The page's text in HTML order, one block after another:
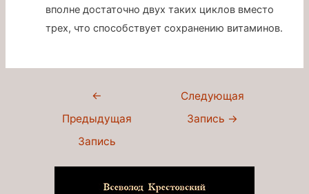
вполне достаточно двух таких циклов вместо
трех, что способствует сохранению витаминов.
Навигация
записям
←
Предыдущая
Запись
Следующая
Запись →